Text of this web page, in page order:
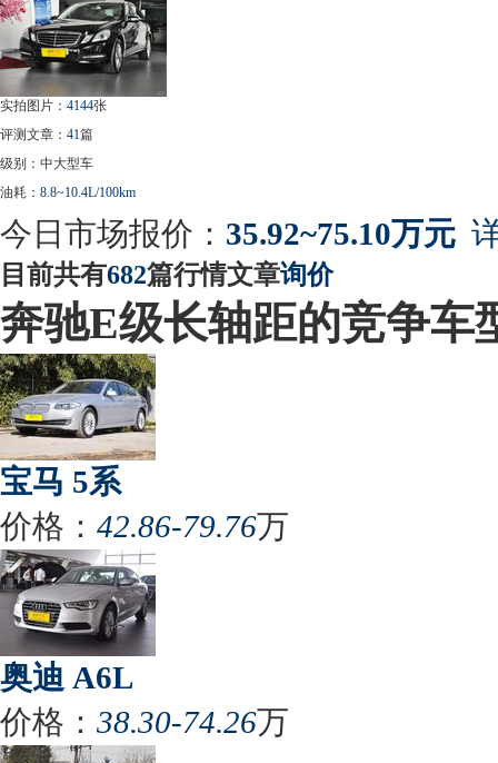
实拍图片： 4144张
评测文章： 41篇
级别：中大型车
油耗： 8.8~10.4L/100km
今日市场报价： 35.92~75.10万元
目前共有682篇行情文章询价
奔驰E级长轴距的竞争车
宝马 5系
价格： 42.86-79.76万
奥迪 A6L
价格： 38.30-74.26万